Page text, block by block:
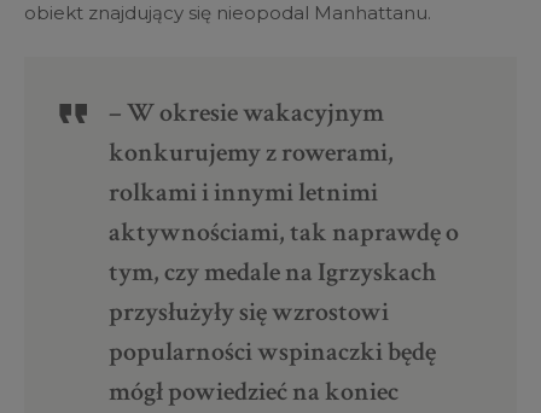
obiekt znajdujący się nieopodal Manhattanu.
– W okresie wakacyjnym
konkurujemy z rowerami,
rolkami i innymi letnimi
aktywnościami, tak naprawdę o
tym, czy medale na Igrzyskach
przysłużyły się wzrostowi
popularności wspinaczki będę
mógł powiedzieć na koniec